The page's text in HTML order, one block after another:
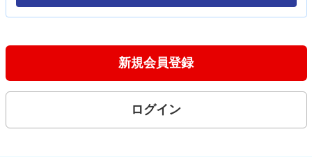
新規会員登録
ログイン